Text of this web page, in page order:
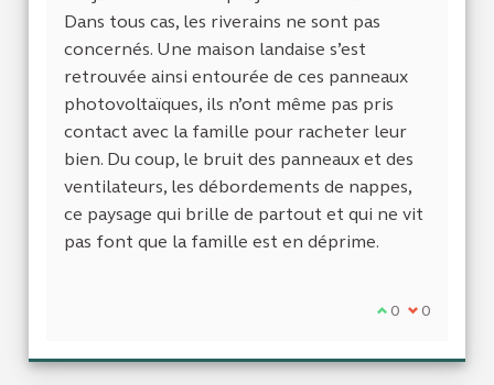
Dans tous cas, les riverains ne sont pas
concernés. Une maison landaise s’est
retrouvée ainsi entourée de ces panneaux
photovoltaïques, ils n’ont même pas pris
contact avec la famille pour racheter leur
bien. Du coup, le bruit des panneaux et des
ventilateurs, les débordements de nappes,
ce paysage qui brille de partout et qui ne vit
pas font que la famille est en déprime.
Je suis
0 Je ne suis
0